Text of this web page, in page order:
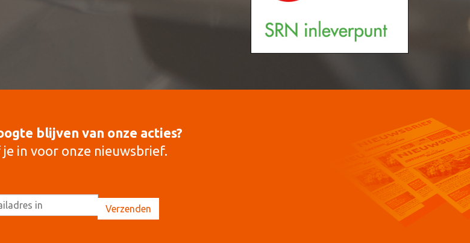
blijven van onze acties?
je in voor onze nieuwsbrief.